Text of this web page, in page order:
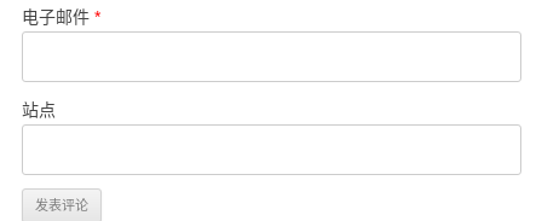
电子邮件 *
站点